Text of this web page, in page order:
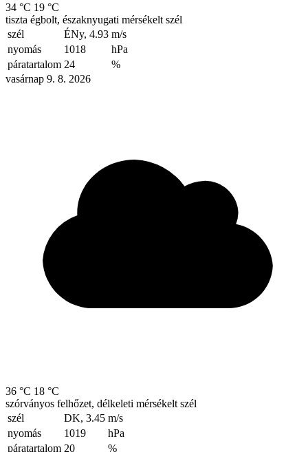
34 °C 19 °C
tiszta égbolt, északnyugati mérsékelt szél
szél
ÉNy, 4.93 m/s
nyomás
1018
hPa
páratartalom 24
%
vasárnap 9. 8. 2026
36 °C 18 °C
szórványos felhőzet, délkeleti mérsékelt szél
szél
DK, 3.45 m/s
nyomás
1019
hPa
páratartalom 20
%